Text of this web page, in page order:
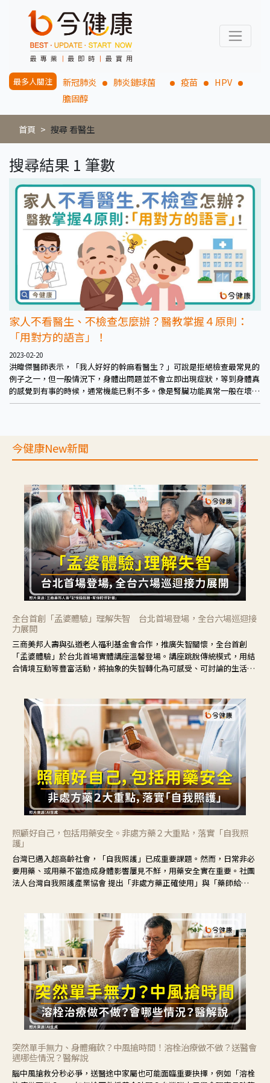
最多人關注 新冠肺炎 肺炎鏈球菌 疫苗
HPV
膽固醇
首頁 搜尋 看醫生
搜尋結果 1 筆數
家人不看醫生、不檢查怎麼辦？醫教掌握４原則：
「用對方的語言」！
2023-02-20
洪暐傑醫師表示，「我人好好的幹麻看醫生？」可說是拒絕檢查最常見的
例子之一，但一般情況下，身體出問題並不會立即出現症狀，等到身體真
的感覺到有事的時候，通常機能已剩不多。像是腎臟功能異常一般在壞到
剩25%前是不會有症狀的，等到發現往往已壞到剩不到25%。高血壓也不
了。」
今健康New新聞
全台首創「孟婆體驗」理解失智 台北首場登場，全台六場巡迴接
力展開
三商美邦人壽與弘道老人福利基金會合作，推廣失智關懷，全台首創
「孟婆體驗」於台北首場實體講座溫馨登場。講座跳脫傳統模式，用結
合情境互動等豐富活動，將抽象的失智轉化為可感受、可討論的生活情
照顧好自己，包括用藥安全。非處方藥２大重點，落實「自我照
護」
台灣已邁入超高齡社會，「自我照護」已成重要課題。然而，日常非必
要用藥、或用藥不當造成身體影響屢見不鮮，用藥安全實在重要。社團
法人台灣自我照護產業協會 提出「非處方藥正確使用」與「藥師給
突然單手無力、身體癱軟？中風搶時間！溶栓治療做不做？送醫會
遇哪些情況？醫解說
腦中風搶救分秒必爭，送醫途中家屬也可能面臨重要抉擇，例如「溶栓